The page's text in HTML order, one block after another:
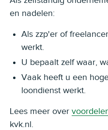
en nadelen:
Als zzp'er of
werkt.
U bepaalt zelf waar,
Vaak heeft u een
loondienst werkt.
Lees meer over
kvk.nl.